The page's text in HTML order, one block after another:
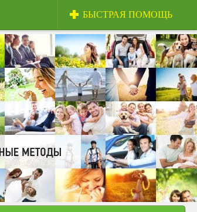
БЫСТРАЯ ПОМОЩЬ